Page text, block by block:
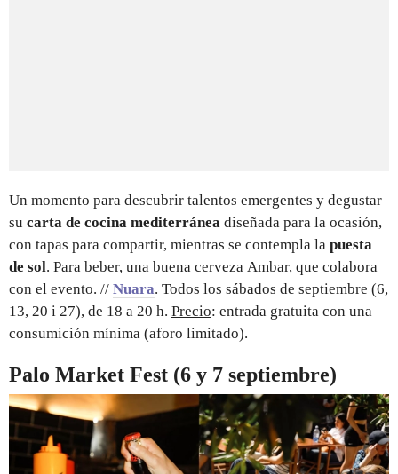
Un momento para descubrir talentos emergentes y degustar
su carta de cocina mediterránea diseñada para la ocasión,
con tapas para compartir, mientras se contempla la puesta
de sol. Para beber, una buena cerveza Ambar, que colabora
con el evento. // Nuara. Todos los sábados de septiembre (6,
13, 20 i 27), de 18 a 20 h. Precio: entrada gratuita con una
consumición mínima (aforo limitado).
Palo Market Fest (6 y 7 septiembre)